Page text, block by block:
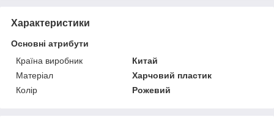
Характеристики
Основні атрибути
Країна виробник
Китай
Матеріал
Харчовий пластик
Колір
Рожевий